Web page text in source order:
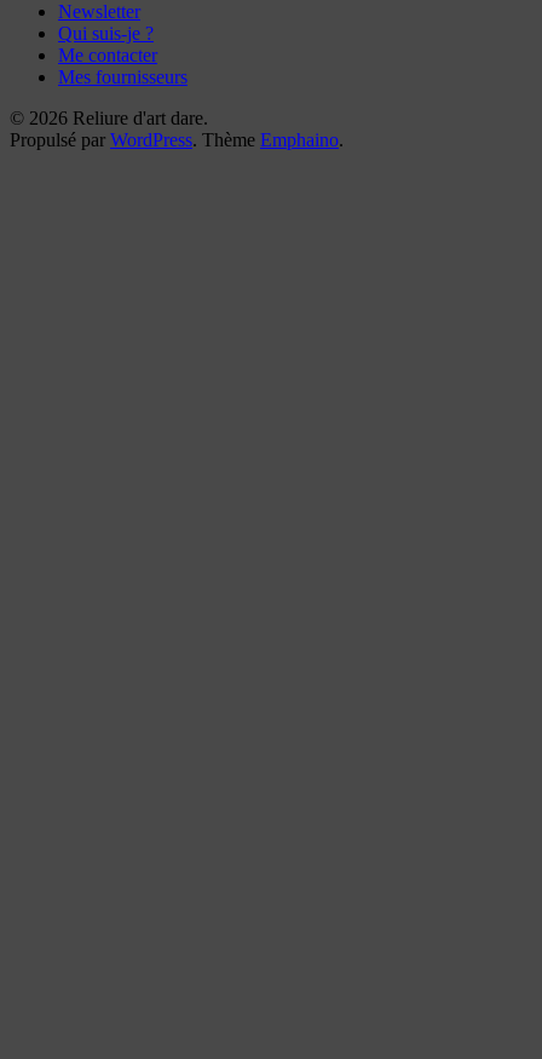
Newsletter
Qui suis-je ?
Me contacter
Mes fournisseurs
© 2026 Reliure d'art dare.
Propulsé par WordPress. Thème Emphaino.